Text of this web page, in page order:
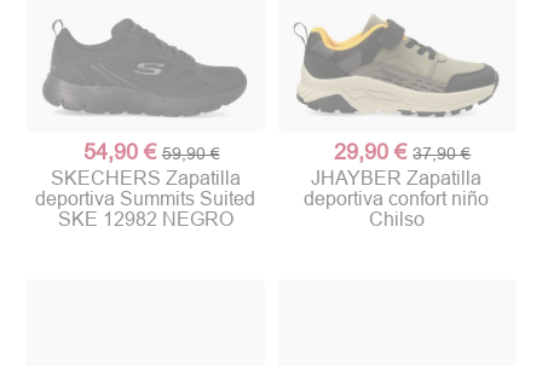
54,90 € 59,90 €
SKECHERS Zapatilla
deportiva Summits Suited
SKE 12982 NEGRO
29,90 € 37,90 €
JHAYBER Zapatilla
deportiva confort niño
Chilso